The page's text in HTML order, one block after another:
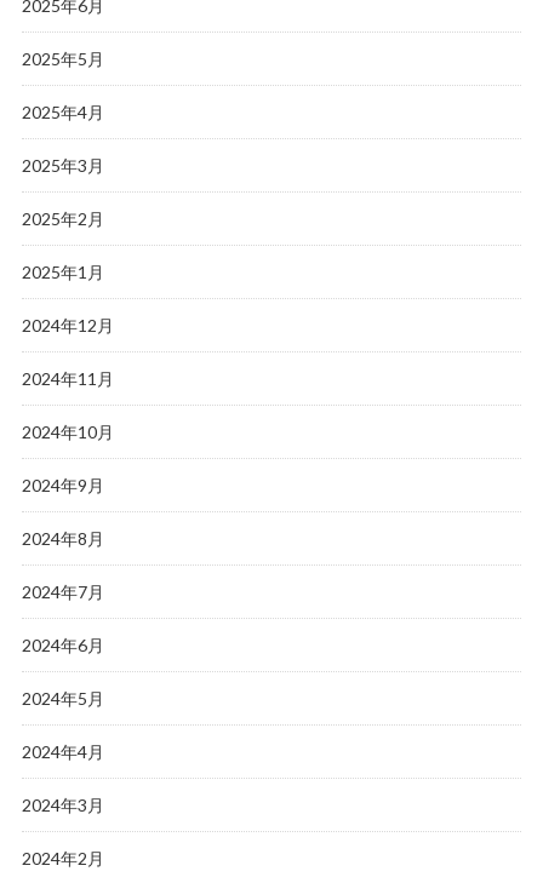
2025年6月
2025年5月
2025年4月
2025年3月
2025年2月
2025年1月
2024年12月
2024年11月
2024年10月
2024年9月
2024年8月
2024年7月
2024年6月
2024年5月
2024年4月
2024年3月
2024年2月